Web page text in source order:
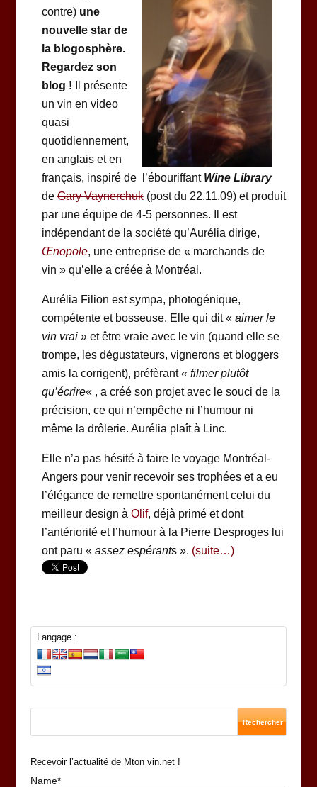
contre) une
nouvelle star de
la blogosphère.
Regardez son
blog ! Il présente
un vin en video
quasi
quotidiennement,
en anglais et en
français, inspiré de l’ébouriffant Wine Library
deGary Vaynerchuk(post du 22.11.09) et produit
par une équipe de 4-5 personnes. Il est
indépendant de la société qu’Aurélia dirige,
Œnopole, une entreprise de « marchands de
vin » qu’elle a créée à Montréal.
Aurélia Filion est sympa, photogénique,
compétente et bosseuse. Elle qui dit « aimer le
vin vrai» et être vraie avec le vin (quand elle se
trompe, les dégustateurs, vignerons et bloggers
amis la corrigent), préfèrant« filmer plutôt
qu’écrire« , a créé son projet avec le souci de la
précision, ce qui n’empêche ni l’humour ni
même la drôlerie. Aurélia plaît à Linc.
Elle n’a pas hésité à faire le voyage Montréal-
Angers pour venir recevoir ses trophées et a eu
l’élégance de remettre spontanément celui du
meilleur design à Olif, déjà primé et dont
l’antériorité et l’humour à la Pierre Desproges lui
ont paru « assez espérants ». (suite…)
Langage :
Recevoir l’actualité de Mton vin.net !
Name*